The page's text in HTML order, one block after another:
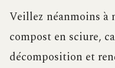
Veillez néanmoins à
compost en sciure,
décomposition et